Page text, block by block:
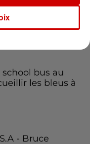
de
féminin
bus au
les bleus à
- Bruce